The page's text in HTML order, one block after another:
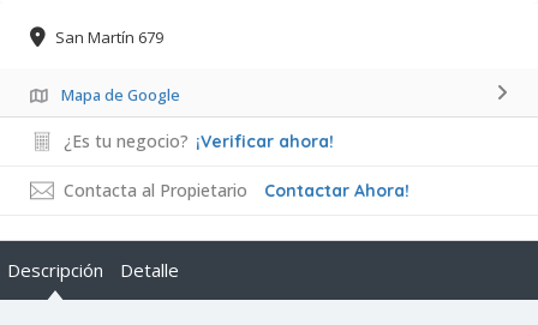
San Martín 679
Mapa de Google
¿Es tu negocio? ¡Verificar ahora!
Contacta al Propietario Contactar Ahora!
Descripción Detalle